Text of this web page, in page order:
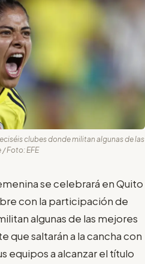
clubes donde militan algunas de las
Foto: EFE
se celebrará en Quito
con la participación de
algunas de las mejores
saltarán a la cancha con
equipos a alcanzar el título